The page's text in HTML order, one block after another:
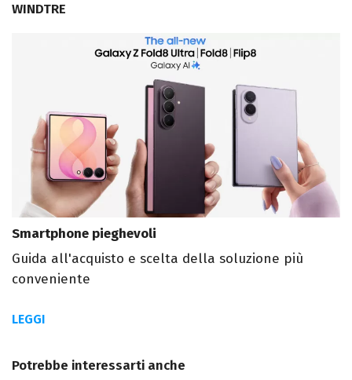
WINDTRE
Smartphone pieghevoli
Guida all'acquisto e scelta della soluzione più
conveniente
LEGGI
Potrebbe interessarti anche